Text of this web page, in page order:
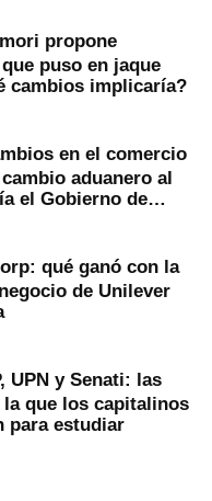
propone
puso en jaque
cambios implicaría?
en el comercio
aduanero al
el Gobierno de
qué ganó con la
de Unilever
UPN y Senati: las
la que los capitalinos
para estudiar